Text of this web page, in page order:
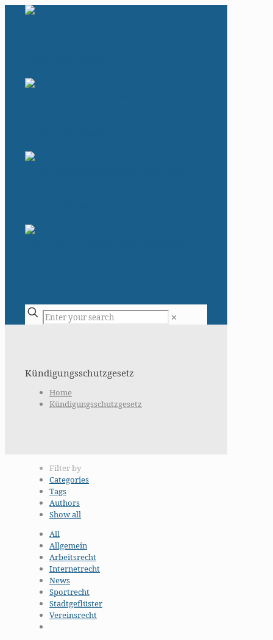
✕
Kündigungsschutzgesetz
Home
Kündigungsschutzgesetz
Filter by
Categories
Tags
Authors
Show all
All
Allgemein
Arbeitsrecht
Internetrecht
News
Sportrecht
Stadtgeflüster
Vereinsrecht